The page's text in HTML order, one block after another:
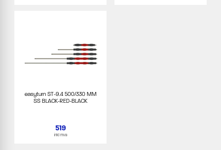
easyturn ST-9.4 500/330 MM
SS BLACK-RED-BLACK
519
inkl mva